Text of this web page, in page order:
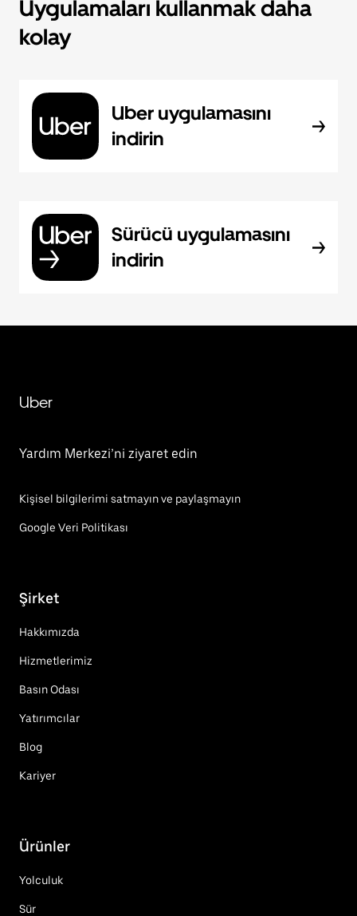
Uygulamaları kullanmak daha
kolay
Uber uygulamasını
indirin
Sürücü uygulamasını
indirin
Uber
Yardım Merkezi’ni ziyaret edin
Kişisel bilgilerimi satmayın ve paylaşmayın
Google Veri Politikası
Şirket
Hakkımızda
Hizmetlerimiz
Basın Odası
Yatırımcılar
Blog
Kariyer
Ürünler
Yolculuk
Sür